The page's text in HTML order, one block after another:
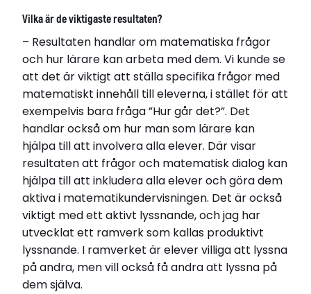
Vilka är de viktigaste resultaten?
– Resultaten handlar om matematiska frågor
och hur lärare kan arbeta med dem. Vi kunde se
att det är viktigt att ställa specifika frågor med
matematiskt innehåll till eleverna, i stället för att
exempelvis bara fråga ”Hur går det?”. Det
handlar också om hur man som lärare kan
hjälpa till att involvera alla elever. Där visar
resultaten att frågor och matematisk dialog kan
hjälpa till att inkludera alla elever och göra dem
aktiva i matematikundervisningen. Det är också
viktigt med ett aktivt lyssnande, och jag har
utvecklat ett ramverk som kallas produktivt
lyssnande. I ramverket är elever villiga att lyssna
på andra, men vill också få andra att lyssna på
dem själva.